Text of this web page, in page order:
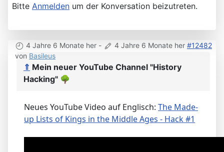
Bitte Anmelden um der Konversation beizutreten.
4 Jahre 6 Monate her - 4 Jahre 6 Monate her #12482
von Basileus
⇑ Mein neuer YouTube Channel "History
Hacking" 🌳
Neues YouTube Video auf Englisch: The Made-
up Lists of Kings in the Middle Ages - Hack #1